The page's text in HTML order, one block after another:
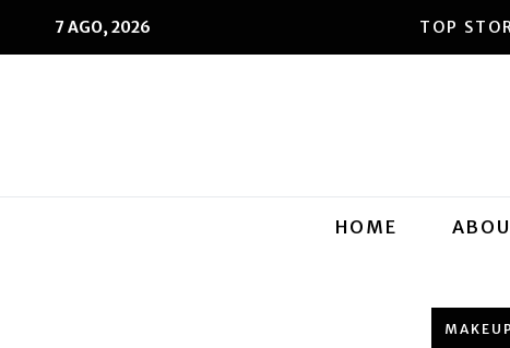
7 AGO, 2026
HOME
MAKEUP